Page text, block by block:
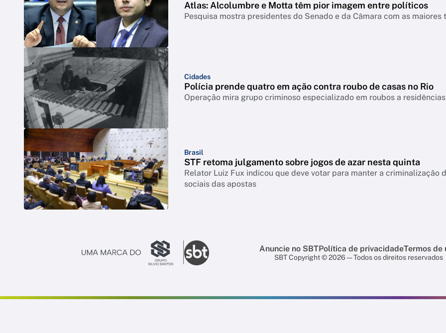
Atlas: Alcolumbre e Motta têm pior imagem entre políticos
Pesquisa mostra presidentes do Senado e da Câmara com as
Cidades
Polícia prende quatro em ação contra roubo de casas no Rio
Operação mira grupo criminoso especializado em roubos a
Brasil
STF retoma julgamento sobre jogos de azar nesta quinta
Relator Luiz Fux indicou que deve votar para manter a criminalização
sociais das apostas
Anuncie no SBTPolítica de privacidadeTermos de
SBT Copyright © 2026 — Todos os direitos reservados